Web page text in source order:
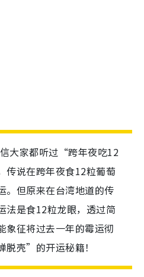
大家都听过“跨年夜吃12
说在跨年夜食12粒葡萄
。但原来在台湾地道的传
法是食12粒龙眼，透过简
征将过去一年的霉运彻
壳”的开运秘籍！